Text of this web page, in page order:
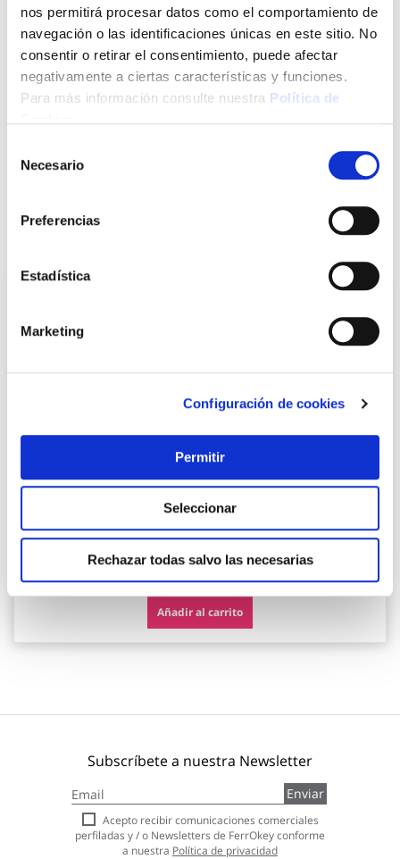
nos permitirá procesar datos como el comportamiento de
navegación o las identificaciones únicas en este sitio. No
consentir o retirar el consentimiento, puede afectar
negativamente a ciertas características y funciones.
Para más información consulte nuestra Política de
Necesario
Preferencias
Estadística
Marketing
Configuración de cookies
Permitir
Seleccionar
Rechazar todas salvo las necesarias
Click&Collect - Recogida gratis
en nuestras tiendas
Envío a domicilio:
5 días hábiles
Centro planchado 5,9 bares 2400w easy steam rowenta
Rowenta
134,06 €
Añadir al carrito
Subscríbete a nuestra Newsletter
a
nuestro
boletín
de
Enviar
Acepto recibir comunicaciones comerciales
perfiladas y / o Newsletters de FerrOkey conforme
a nuestra Política de privacidad